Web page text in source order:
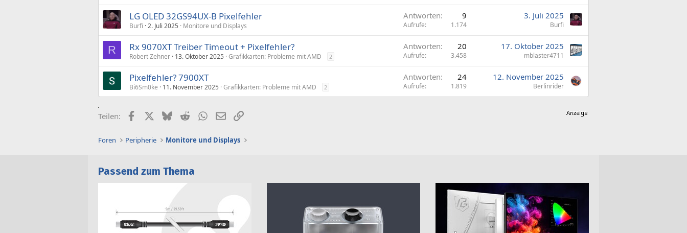
LG OLED 32GS94UX-B Pixelfehler
Burfi 2. Juli 2025 Monitore und Displays
Antworten 9
Aufrufe 1.174
3. Juli 2025
Burfi
R Rx 9070XT Treiber Timeout + Pixelfehler?
Robert Zehner 13. Oktober 2025 Grafikkarten: Probleme mit AMD 2
Antworten 20
Aufrufe 3.458
17. Oktober 2025
mblaster4711
Pixelfehler? 7900XT
Bi6Sm0ke 11. November 2025 Grafikkarten: Probleme mit AMD 2
Antworten 24
Aufrufe 1.819
12. November 2025
Berlinrider
Teilen: FacebookX (Twitter)
BlueskyRedditWhatsApp
E-MailLink
Foren Peripherie Monitore und Displays
Passend zum Thema